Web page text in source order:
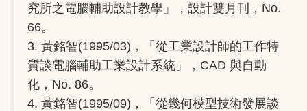
究所之電腦輔助設計教學」，設計雙月刊，No.
66。
3. 黃銘智(1995/03)，「從工業設計師的工作特
質談電腦輔助工業設計系統」，CAD 與自動
化，No. 86。
4. 黃銘智(1995/09)，「從幾何模型技術發展談